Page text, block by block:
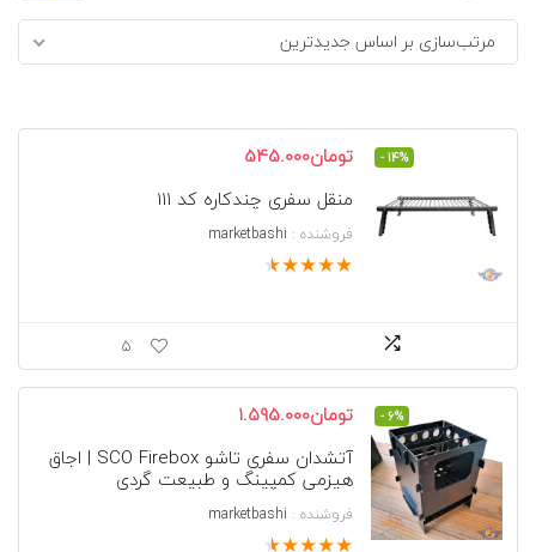
بر
اساس
مرتب‌سازی بر اساس جدیدترین
- 14% قیمت
تومان635.000
بود.
تومان545.000
تومان545.000
است.
منقل سفری چندکاره کد ۱۱۱
فروشنده : marketbashi
★
★
★
★
★
5
- 6% قیمت
تومان1.695.000
بود.
تومان1.595.000
تومان1.595.000
است.
آتشدان سفری تاشو SCO Firebox | اجاق
هیزمی کمپینگ و طبیعت گردی
فروشنده : marketbashi